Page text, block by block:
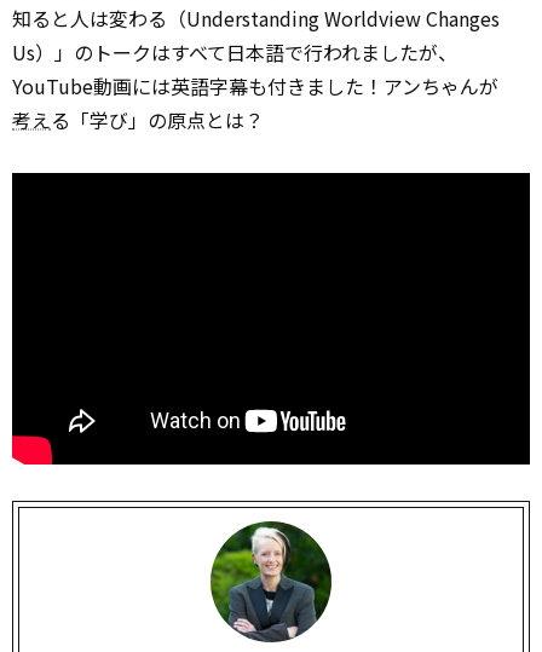
知ると人は変わる（Understanding Worldview Changes
Us）」のトークはすべて日本語で行われましたが、
YouTube動画には英語字幕も付きました！アンちゃんが
考える「学び」の原点とは？